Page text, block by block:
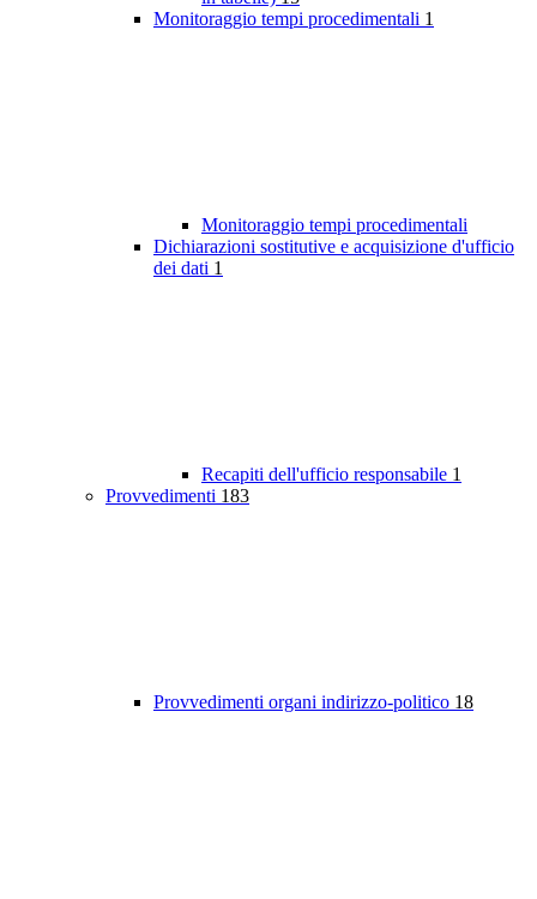
Monitoraggio tempi procedimentali 1
Monitoraggio tempi procedimentali
Dichiarazioni sostitutive e acquisizione d'ufficio
dei dati 1
Recapiti dell'ufficio responsabile 1
Provvedimenti 183
Provvedimenti organi indirizzo-politico 18